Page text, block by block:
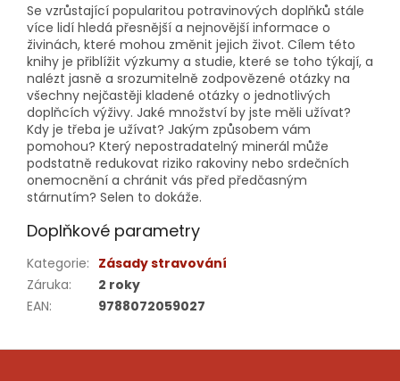
Se vzrůstající popularitou potravinových doplňků stále
více lidí hledá přesnější a nejnovější informace o
živinách, které mohou změnit jejich život. Cílem této
knihy je přiblížit výzkumy a studie, které se toho týkají, a
nalézt jasně a srozumitelně zodpovězené otázky na
všechny nejčastěji kladené otázky o jednotlivých
doplňcích výživy. Jaké množství by jste měli užívat?
Kdy je třeba je užívat? Jakým způsobem vám
pomohou? Který nepostradatelný minerál může
podstatně redukovat riziko rakoviny nebo srdečních
onemocnění a chránit vás před předčasným
stárnutím? Selen to dokáže.
Doplňkové parametry
Kategorie: Zásady stravování
Záruka:
2 roky
EAN: 9788072059027
Z